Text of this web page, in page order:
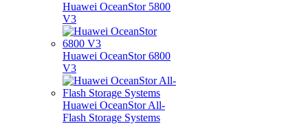
Huawei OceanStor 5800
V3
Huawei OceanStor 6800
V3
Huawei OceanStor All-
Flash Storage Systems